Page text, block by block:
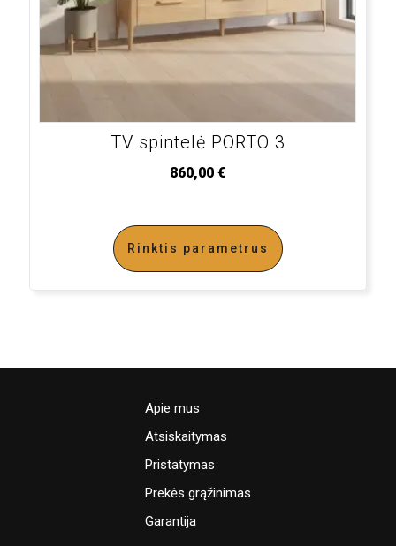
TV spintelė PORTO 3
860,00€
Rinktis parametrus
Apie mus
Atsiskaitymas
Pristatymas
Prekės grąžinimas
Garantija